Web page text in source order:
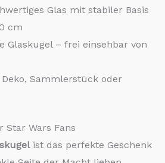
Glas mit stabiler Basis
cm
Glaskugel – frei einsehbar von
Deko, Sammlerstück oder
Star Wars Fans
ist das perfekte Geschenk